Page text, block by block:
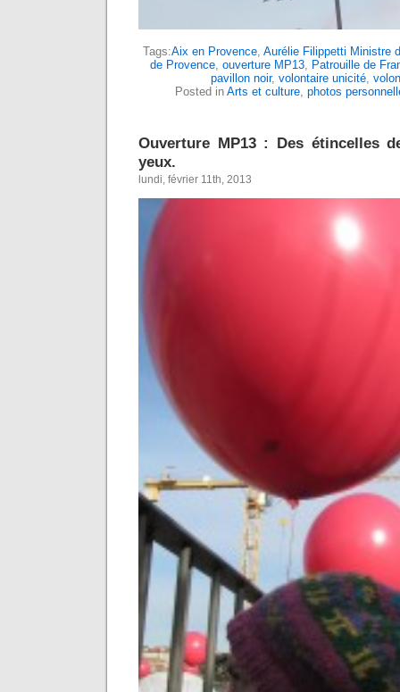
Tags:Aix en Provence, Aurélie Filippetti Ministre
de Provence, ouverture MP13, Patrouille de
pavillon noir, volontaire unicité,
Posted in Arts et culture, photos
Ouverture MP13 : Des étincelles
yeux.
lundi, février 11th, 2013